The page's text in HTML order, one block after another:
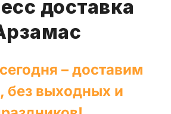
– доставим
без выходных и